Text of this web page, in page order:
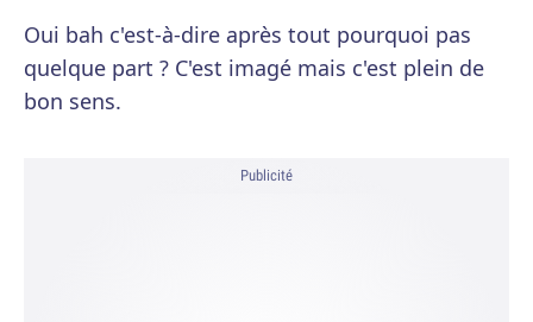
Oui bah c'est-à-dire après tout pourquoi pas
quelque part ? C'est imagé mais c'est plein de
bon sens.
Publicité